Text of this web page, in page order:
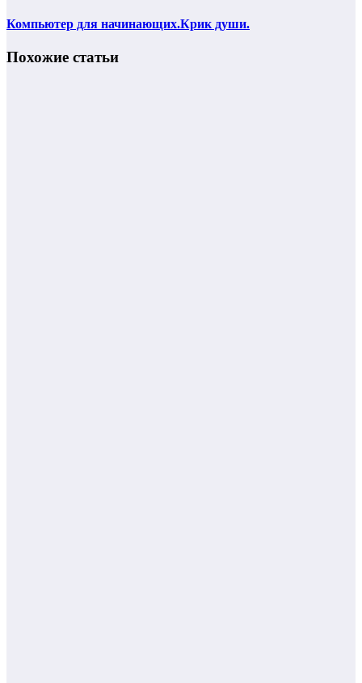
Компьютер для начинающих.Крик души.
Похожие статьи